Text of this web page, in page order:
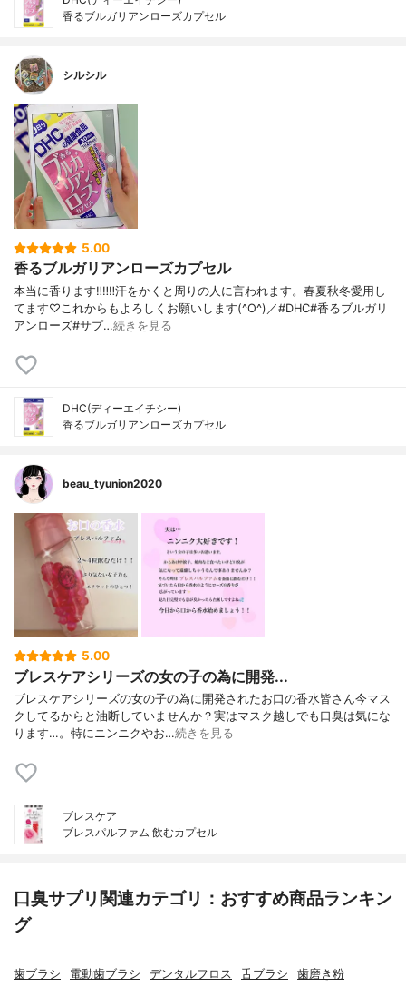
香るブルガリアンローズカプセル
シルシル
5.00
香るブルガリアンローズカプセル
本当に香ります‼︎‼︎‼︎汗をかくと周りの人に言われます。春夏秋冬愛用し
てます♡これからもよろしくお願いします(^O^)／#DHC#香るブルガリ
アンローズ#サプ…続きを見る
DHC(ディーエイチシー)
香るブルガリアンローズカプセル
beau_tyunion2020
5.00
ブレスケアシリーズの女の子の為に開発...
ブレスケアシリーズの女の子の為に開発されたお口の香水皆さん今マス
クしてるからと油断していませんか？実はマスク越しでも口臭は気にな
ります…。特にニンニクやお…続きを見る
ブレスケア
ブレスパルファム 飲むカプセル
口臭サプリ関連カテゴリ：おすすめ商品ランキン
グ
歯ブラシ 電動歯ブラシ デンタルフロス 舌ブラシ 歯磨き粉